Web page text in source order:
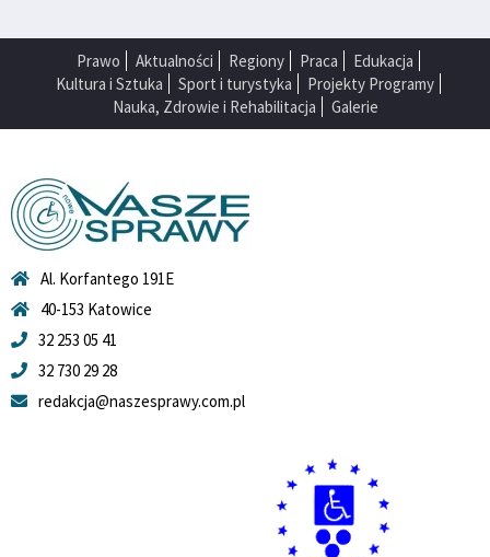
Prawo Aktualności Regiony Praca
Edukacja
Kultura i Sztuka
Sport i turystyka
Projekty Programy
Nauka, Zdrowie i Rehabilitacja
Galerie
Al. Korfantego 191E
40-153 Katowice
32 253 05 41
32 730 29 28
redakcja@naszesprawy.com.pl